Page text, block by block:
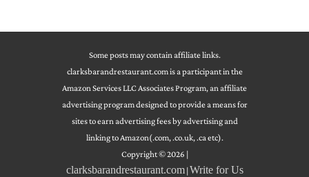
Some posts may contain affiliate links.
clarksbarandrestaurant.com is a participant in the
Amazon Services LLC Associates Program, an affiliate
advertising program designed to provide a means for
sites to earn advertising fees by advertising and
linking to Amazon(.com, .co.uk, .ca etc).
Copyright © 2026 |
clarksbarandrestaurant.com|Write for Us